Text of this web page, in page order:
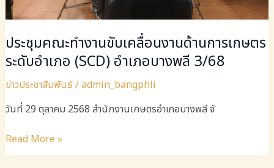
ประชุมคณะทำงานขับเคลื่อนงานด้านการเกษตร
ระดับอำเภอ (SCD) อำเภอบางพลี 3/68
ข่าวประชาสัมพันธ์/admin_bangphli
วันที่ ​29 ตุลาคม​ 2568​ สำนักงาน​เกษตร​อำเภอ​บางพลี จั
ประชุม
คณะ
Read More »